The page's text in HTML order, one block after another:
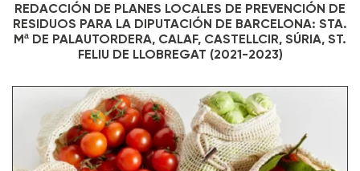
REDACCIÓN DE PLANES LOCALES DE PREVENCIÓN DE
RESIDUOS PARA LA DIPUTACIÓN DE BARCELONA: STA.
Mª DE PALAUTORDERA, CALAF, CASTELLCIR, SÚRIA, ST.
FELIU DE LLOBREGAT (2021-2023)